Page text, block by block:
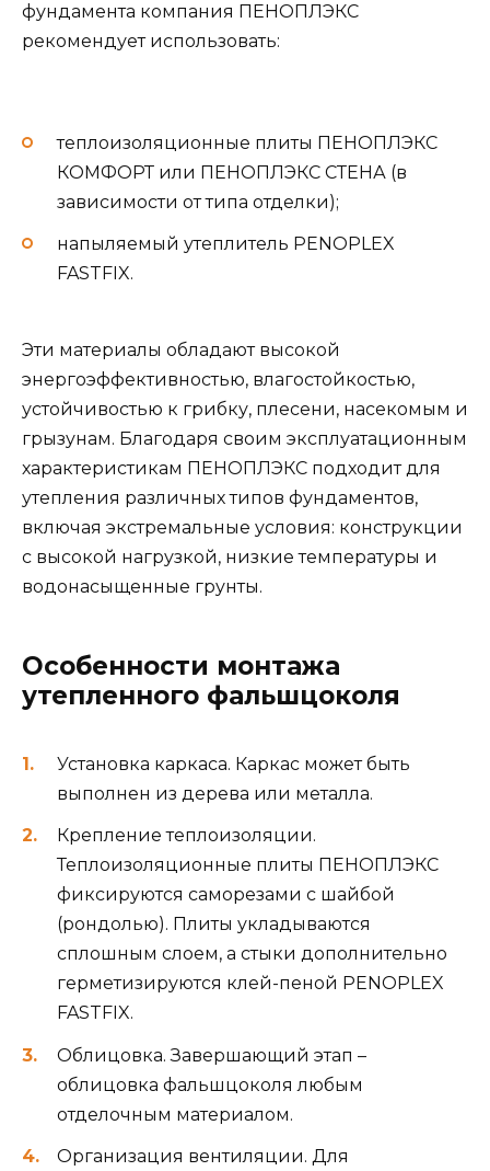
фундамента компания ПЕНОПЛЭКС
рекомендует использовать:
теплоизоляционные плиты ПЕНОПЛЭКС
КОМФОРТ или ПЕНОПЛЭКС СТЕНА (в
зависимости от типа отделки);
напыляемый утеплитель PENOPLEX
FASTFIX.
Эти материалы обладают высокой
энергоэффективностью, влагостойкостью,
устойчивостью к грибку, плесени, насекомым и
грызунам. Благодаря своим эксплуатационным
характеристикам ПЕНОПЛЭКС подходит для
утепления различных типов фундаментов,
включая экстремальные условия: конструкции
с высокой нагрузкой, низкие температуры и
водонасыщенные грунты.
Особенности монтажа
утепленного фальшцоколя
Установка каркаса. Каркас может быть
выполнен из дерева или металла.
Крепление теплоизоляции.
Теплоизоляционные плиты ПЕНОПЛЭКС
фиксируются саморезами с шайбой
(рондолью). Плиты укладываются
сплошным слоем, а стыки дополнительно
герметизируются клей-пеной PENOPLEX
FASTFIX.
Облицовка. Завершающий этап –
облицовка фальшцоколя любым
отделочным материалом.
Организация вентиляции. Для